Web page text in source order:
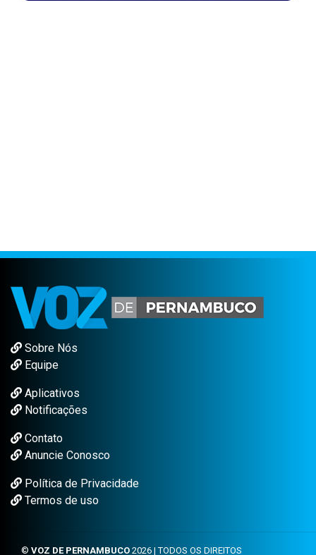
Sobre Nós
Equipe
Aplicativos
Notificações
Contato
Anuncie Conosco
Política de Privacidade
Termos de uso
© VOZ DE PERNAMBUCO 2026 | TODOS OS DIREITOS